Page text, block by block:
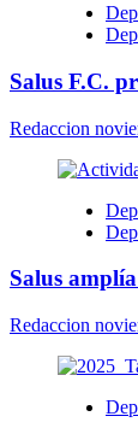
Salus F.C.
Redaccion
Salus
Redaccion